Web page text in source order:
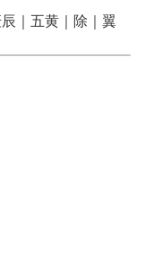
辰｜五黄｜除｜翼